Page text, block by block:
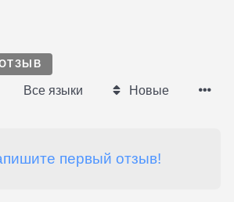
Все языки Новые
первый отзыв!